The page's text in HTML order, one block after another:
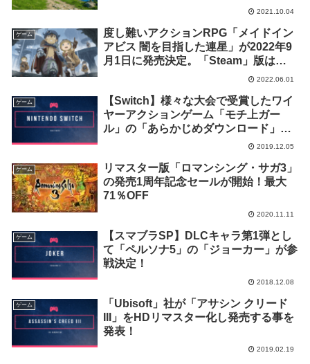
2021.10.04
ゲーム
度し難いアクションRPG「メイドイン
アビス 闇を目指した連星」が2022年9
月1日に発売決定。「Steam」版は
2022.06.01
ゲーム
【Switch】様々な大会で受賞したワイ
ヤーアクションゲーム「モチ上ガー
ル」の「あらかじめダウンロード」が
2019.12.05
ゲーム
リマスター版「ロマンシング・サガ3」
の発売1周年記念セールが開始！最大
71％OFF
2020.11.11
ゲーム
【スマブラSP】DLCキャラ第1弾とし
て「ペルソナ5」の「ジョーカー」が参
戦決定！
2018.12.08
ゲーム
「Ubisoft」社が「アサシン クリード
III」をHDリマスター化し発売する事を
発表！
2019.02.19